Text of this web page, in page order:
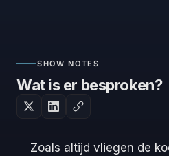
SHOW NOTES
Wat is er besproken?
Zoals altijd vliegen de